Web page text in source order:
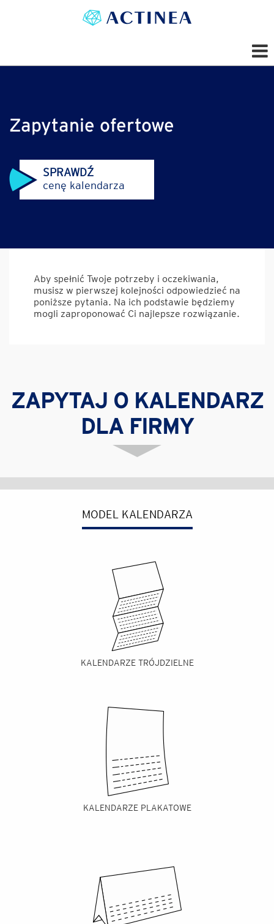
Zapytanie ofertowe
SPRAWDŹ
cenę kalendarza
Aby spełnić Twoje potrzeby i oczekiwania,
musisz w pierwszej kolejności odpowiedzieć na
poniższe pytania. Na ich podstawie będziemy
mogli zaproponować Ci najlepsze rozwiązanie.
ZAPYTAJ O KALENDARZ
DLA FIRMY
MODEL KALENDARZA
KALENDARZE TRÓJDZIELNE
KALENDARZE PLAKATOWE